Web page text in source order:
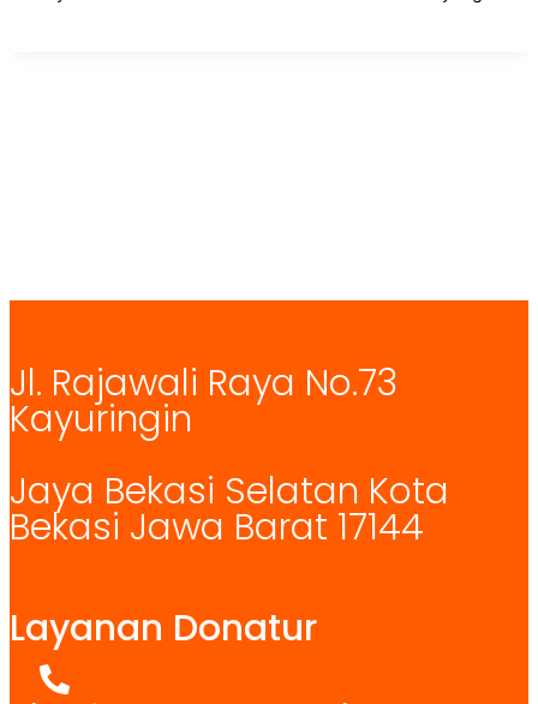
Jl. Rajawali Raya No.73
Kayuringin
Jaya Bekasi Selatan Kota
Bekasi Jawa Barat 17144
Layanan Donatur